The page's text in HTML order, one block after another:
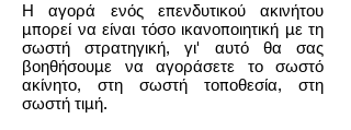
Η αγορά ενός επενδυτικού ακινήτου
μπορεί να είναι τόσο ικανοποιητική με τη
σωστή στρατηγική, γι' αυτό θα σας
βοηθήσουμε να αγοράσετε το σωστό
ακίνητο, στη σωστή τοποθεσία, στη
σωστή τιμή.